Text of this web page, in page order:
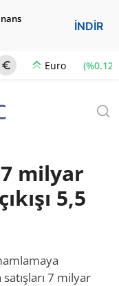
İNDİR
Euro (%0.12)
7 milyar
5,5
7 milyar